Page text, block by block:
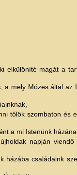
magát a
mely Mózes által
tőlök szombaton
a mi Istenünk
napján
családaink